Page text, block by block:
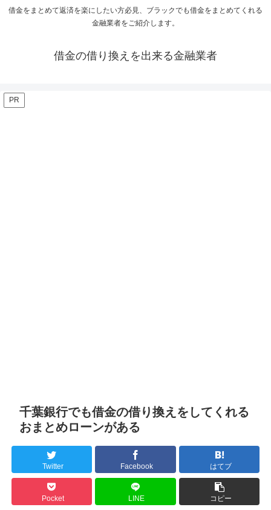
借金をまとめて返済を楽にしたい方必見、ブラックでも借金をまとめてくれる
金融業者をご紹介します。
借金の借り換えを出来る金融業者
PR
千葉銀行でも借金の借り換えをしてくれる
おまとめローンがある
Twitter Facebook はてブ
Pocket LINE コピー